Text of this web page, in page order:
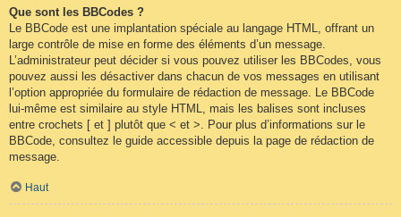
Que sont les BBCodes ?
Le BBCode est une implantation spéciale au langage HTML, offrant un
large contrôle de mise en forme des éléments d’un message.
L’administrateur peut décider si vous pouvez utiliser les BBCodes, vous
pouvez aussi les désactiver dans chacun de vos messages en utilisant
l’option appropriée du formulaire de rédaction de message. Le BBCode
lui-même est similaire au style HTML, mais les balises sont incluses
entre crochets [ et ] plutôt que < et >. Pour plus d’informations sur le
BBCode, consultez le guide accessible depuis la page de rédaction de
message.
Haut